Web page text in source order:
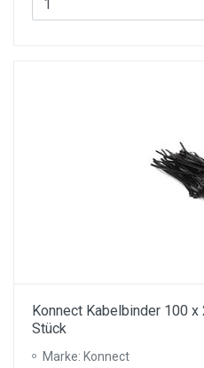
Konnect Kabelbinder 100
Stück
Marke: Konnect